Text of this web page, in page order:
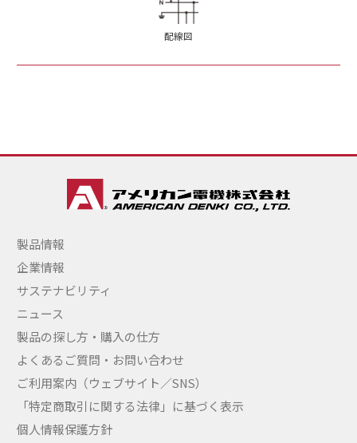
配線図
製品情報
企業情報
サステナビリティ
ニュース
製品の探し方・購入の仕方
よくあるご質問・お問い合わせ
ご利用案内（ウェブサイト／SNS）
「特定商取引に関する法律」に基づく表示
個人情報保護方針